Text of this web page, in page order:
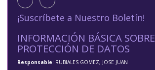
¡Suscríbete a Nuestro Boletín!
INFORMACIÓN BÁSICA SOBRE
PROTECCIÓN DE DATOS
Responsable: RUBIALES GOMEZ, JOSE JUAN